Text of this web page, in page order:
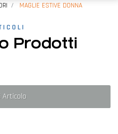
MAGLIE ESTIVE DONNA
Prodotti
Articolo